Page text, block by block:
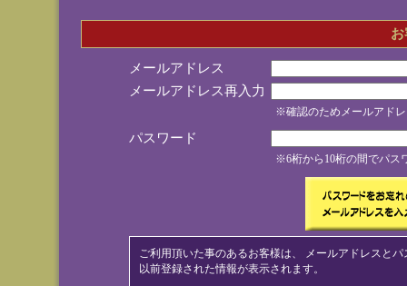
メールアドレス
メールアドレス再入力
※確認のためメールアド
パスワード
※6桁から10桁の間でパス
ご利用頂いた事のあるお客様は、 メールアドレスと
以前登録された情報が表示されます。